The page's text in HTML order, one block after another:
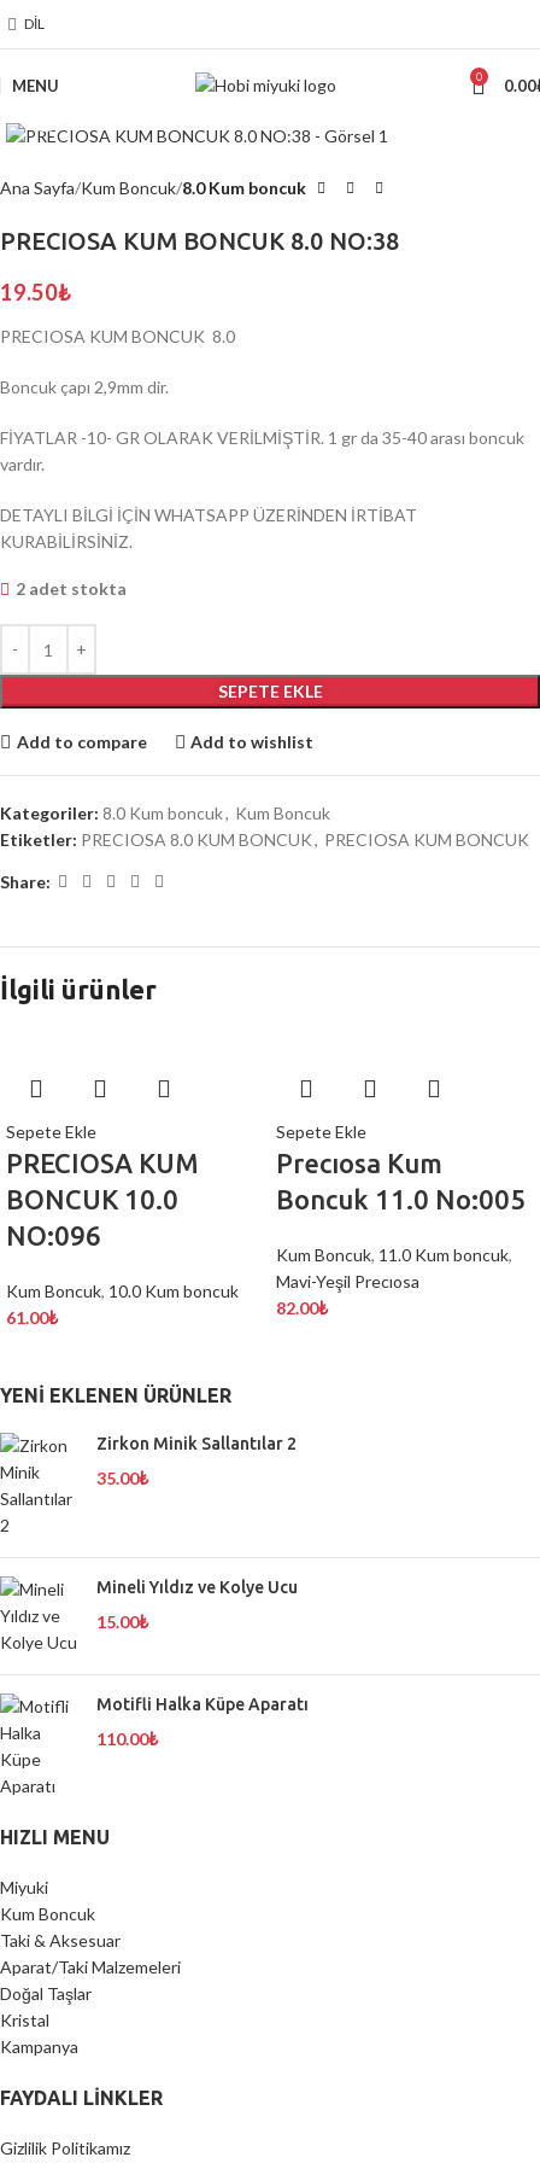
DIL
MENU 0 0.00
Ana Sayfa Kum Boncuk 8.0 Kum boncuk
PRECIOSA KUM BONCUK 8.0 NO:38
19.50₺
PRECIOSA KUM BONCUK 8.0
Boncuk çapı 2,9mm dir.
FİYATLAR -10- GR OLARAK VERİLMİŞTİR. 1 gr da 35-40 arası boncuk
vardır.
DETAYLI BİLGİ İÇİN WHATSAPP ÜZERİNDEN İRTİBAT
KURABİLİRSİNİZ.
2 adet stokta
SEPETE EKLE
Add to compare Add to wishlist
Kategoriler: 8.0 Kum boncuk, Kum Boncuk
Etiketler: PRECIOSA 8.0 KUM BONCUK, PRECIOSA KUM BONCUK
Share:
İlgili ürünler
Sepete Ekle
PRECIOSA KUM
BONCUK 10.0
NO:096
Kum Boncuk, 10.0 Kum boncuk
61.00₺
Sepete Ekle
Precıosa Kum
Boncuk 11.0 No:005
Kum Boncuk, 11.0 Kum boncuk,
Mavi-Yeşil Precıosa
82.00₺
YENI EKLENEN ÜRÜNLER
Zirkon Minik Sallantılar 2
35.00₺
Mineli Yıldız ve Kolye Ucu
15.00₺
Motifli Halka Küpe Aparatı
110.00₺
HIZLI MENU
Miyuki
Kum Boncuk
Taki & Aksesuar
Aparat/Taki Malzemeleri
Doğal Taşlar
Kristal
Kampanya
FAYDALI LİNKLER
Gizlilik Politikamız